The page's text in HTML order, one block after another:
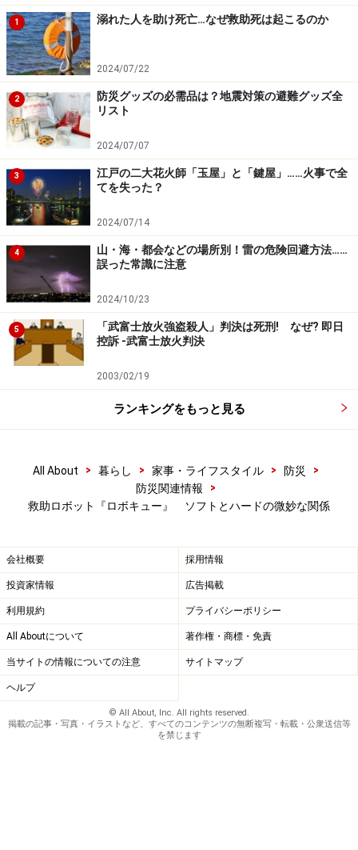
1 溺れた人を助け死亡…なぜ救助死は起こるのか
2024/07/22
2
防災グッズの必需品は？地震対策の避難グッズ全
リスト
2024/07/07
3
江戸の二大花火師「玉屋」と「鍵屋」……火事で全
てを失った？
2024/07/14
4
山・海・都会などの場所別！雷の危険回避方法……
誤った常識に注意
2024/10/23
5
「武富士放火強盗殺人」判決は死刑! なぜ? 即日
控訴 -武富士放火判決
2003/02/19
ランキングをもっと見る
All About > 暮らし > 家事・ライフスタイル > 防災
>
防災関連情報
>
救助ロボット『ロボキュー』 ソフトとハードの微妙な関係
会社概要 採用情報
投資家情報 広告掲載
利用規約 プライバシーポリシー
All Aboutについて 著作権・商標・免責
当サイトの情報についての注意 サイトマップ
ヘルプ
© All About, Inc. All rights reserved.
掲載の記事・写真・イラストなど、すべてのコンテンツの無断複写・転載・公衆送信等
を禁じます